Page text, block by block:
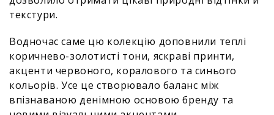
текстури.
Водночас саме цю колекцію доповнили теплі
коричнево-золотисті тони, яскраві принти,
акценти червоного, коралового та синього
кольорів. Усе це створювало баланс між
впізнаваною денімною основою бренду та